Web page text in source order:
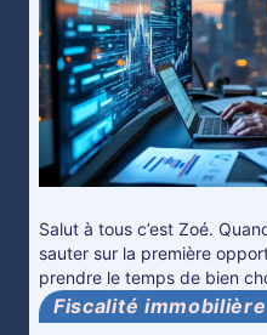
Salut à tous c’est Zoé.
sauter sur la première
prendre le temps de bien
Fiscalité immobilière